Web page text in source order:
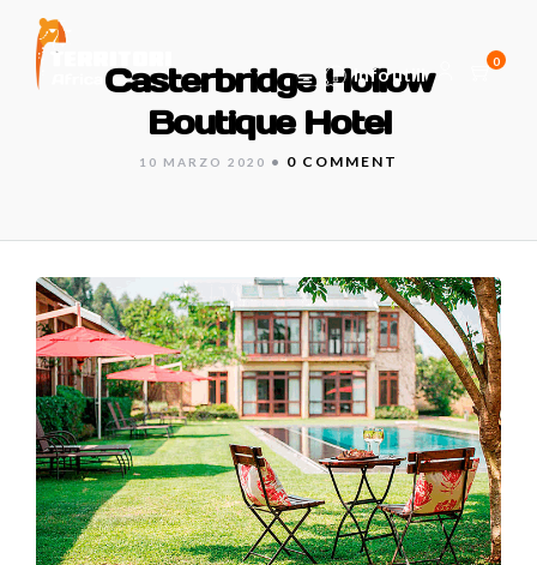
Info utili
0
Casterbridge Hollow
Boutique Hotel
10 MARZO 2020 • 0 COMMENT